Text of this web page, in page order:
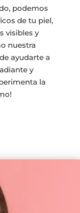
podemos
de tu piel,
visibles y
nuestra
ayudarte a
y
la